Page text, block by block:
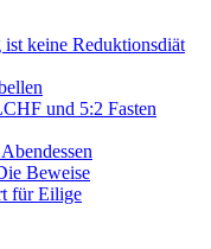
keine Reduktionsdiät
und 5:2 Fasten
Beweise
für Eilige